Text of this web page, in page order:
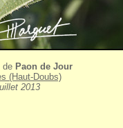
de Paon de Jour
(Haut-Doubs)
2013